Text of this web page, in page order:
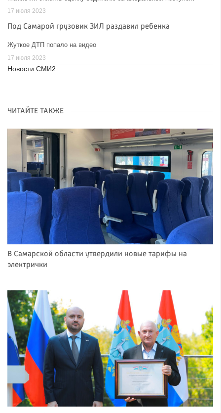
17 июля 2023
Под Самарой грузовик ЗИЛ раздавил ребенка
Жуткое ДТП попало на видео
17 июля 2023
Новости СМИ2
ЧИТАЙТЕ ТАКЖЕ
В Самарской области утвердили новые тарифы на
электрички